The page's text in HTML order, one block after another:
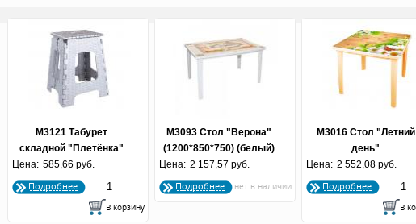
М3121 Табурет
складной "Плетёнка"
(большой) (по 5 шт.)
Цена: 585,66 руб.
Подробнее
М3093 Стол "Верона"
(1200*850*750) (белый)
Цена: 2 157,57 руб.
Подробнее
М3016 Стол "Летний
день"
квадр(800*800*740)
(беж.)
Цена: 2 552,08 руб.
Подробнее